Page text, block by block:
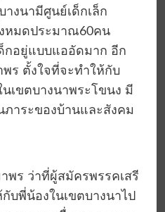
างนามีศูนย์เด็กเล็ก
งหมดประมาณ60คน
กอยู่แบบแออัดมาก อีก
ร ตั้งใจที่จะทำให้กับ
เขตบางนาพระโขนง มี
ภาระของบ้านและสังคม
พร ว่าที่ผู้สมัครพรรคเสรี
บพี่น้องในเขตบางนาไป